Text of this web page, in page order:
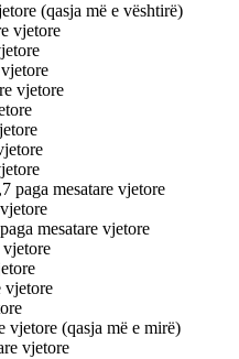
(qasja më e vështirë)
vjetore
vjetore
paga mesatare vjetore
mesatare vjetore
vjetore
vjetore
vjetore (qasja më e mirë)
vjetore